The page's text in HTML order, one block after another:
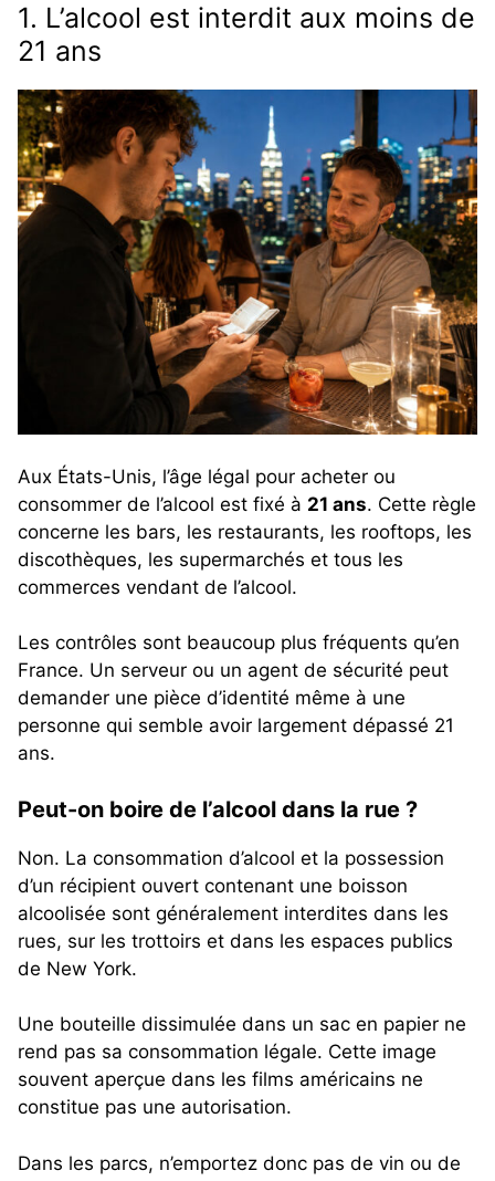
1. L’alcool est interdit aux moins de
21 ans
Aux États-Unis, l’âge légal pour acheter ou
consommer de l’alcool est fixé à 21 ans. Cette règle
concerne les bars, les restaurants, les rooftops, les
discothèques, les supermarchés et tous les
commerces vendant de l’alcool.
Les contrôles sont beaucoup plus fréquents qu’en
France. Un serveur ou un agent de sécurité peut
demander une pièce d’identité même à une
personne qui semble avoir largement dépassé 21
ans.
Peut-on boire de l’alcool dans la rue ?
Non. La consommation d’alcool et la possession
d’un récipient ouvert contenant une boisson
alcoolisée sont généralement interdites dans les
rues, sur les trottoirs et dans les espaces publics
de New York.
Une bouteille dissimulée dans un sac en papier ne
rend pas sa consommation légale. Cette image
souvent aperçue dans les films américains ne
constitue pas une autorisation.
Dans les parcs, n’emportez donc pas de vin ou de